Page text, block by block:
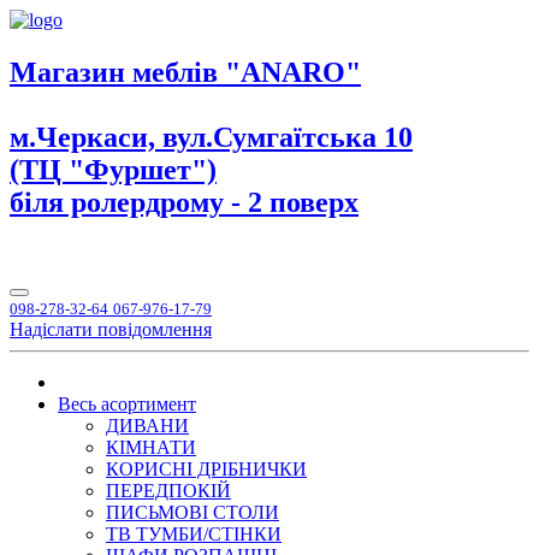
Магазин меблів "ANARO"
м.Черкаси, вул.Сумгаїтська 10
(ТЦ "Фуршет")
біля ролердрому - 2 поверх
098-278-32-64 067-976-17-79
Надіслати повідомлення
Весь асортимент
ДИВАНИ
КІМНАТИ
КОРИСНІ ДРІБНИЧКИ
ПЕРЕДПОКІЙ
ПИСЬМОВІ СТОЛИ
ТВ ТУМБИ/СТІНКИ